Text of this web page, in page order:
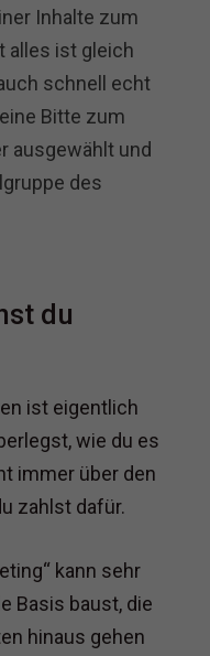
Inhalte zum
alles ist gleich
schnell echt
Bitte zum
ausgewählt und
des
du
ist eigentlich
wie du es
immer über den
zahlst dafür.
kann sehr
Basis baust, die
hinaus gehen